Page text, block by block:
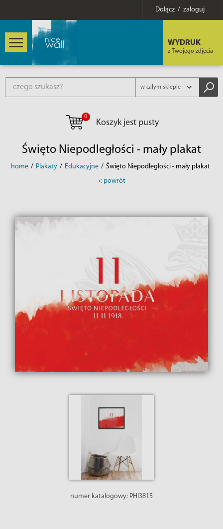
Dołącz / zaloguj
WYDRUK
z Twojego zdjęcia
0
Koszyk jest pusty
Święto Niepodległości - mały plakat
home / Plakaty / Edukacyjne / Święto Niepodległości - mały plakat
< powrót
numer katalogowy: PHI3815